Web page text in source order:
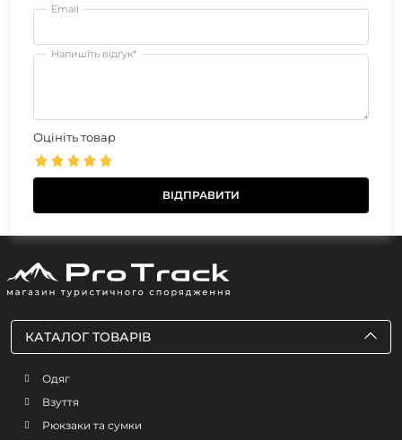
Email
Напишіть відгук*
Оцініть товар
КАТАЛОГ ТОВАРІВ
Одяг
Взуття
Рюкзаки та сумки